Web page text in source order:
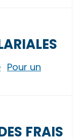
Pour un
FRAIS